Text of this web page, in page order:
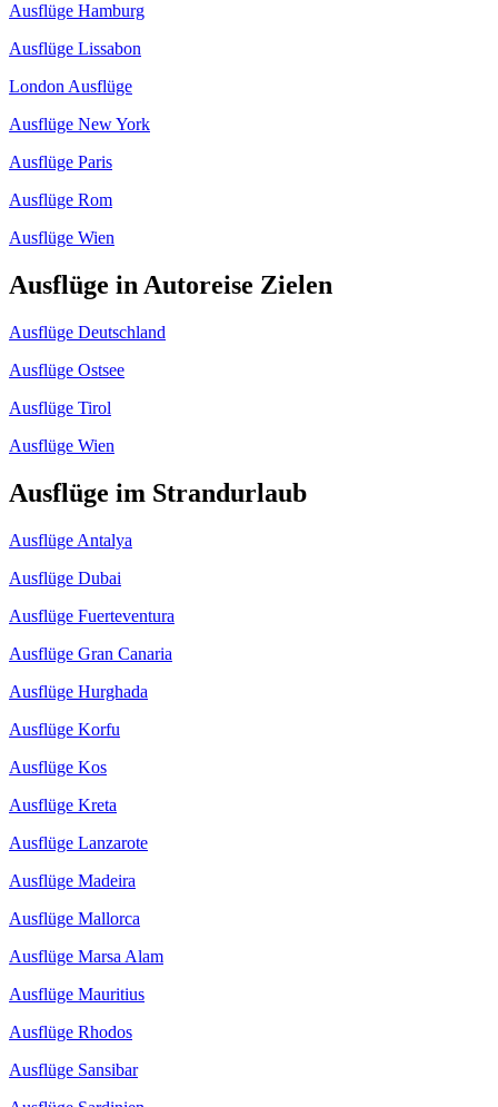
Ausflüge Hamburg
Ausflüge Lissabon
London Ausflüge
Ausflüge New York
Ausflüge Paris
Ausflüge Rom
Ausflüge Wien
Ausflüge in Autoreise Zielen
Ausflüge Deutschland
Ausflüge Ostsee
Ausflüge Tirol
Ausflüge Wien
Ausflüge im Strandurlaub
Ausflüge Antalya
Ausflüge Dubai
Ausflüge Fuerteventura
Ausflüge Gran Canaria
Ausflüge Hurghada
Ausflüge Korfu
Ausflüge Kos
Ausflüge Kreta
Ausflüge Lanzarote
Ausflüge Madeira
Ausflüge Mallorca
Ausflüge Marsa Alam
Ausflüge Mauritius
Ausflüge Rhodos
Ausflüge Sansibar